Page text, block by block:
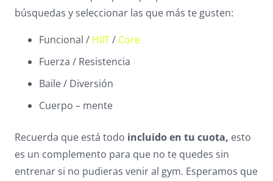
búsquedas y seleccionar las que más te gusten:
Funcional / HIIT/ Core
Fuerza / Resistencia
Baile / Diversión
Cuerpo – mente
Recuerda que está todo incluido en tu cuota, esto
es un complemento para que no te quedes sin
entrenar si no pudieras venir al gym. Esperamos que